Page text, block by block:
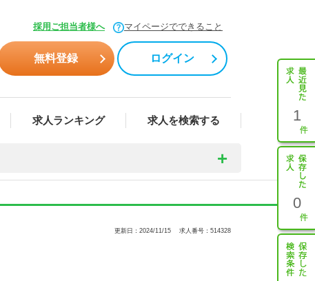
採用ご担当者様へ マイページでできること
無料登録 ログイン
求人ランキング 求人を検索する 1
0
更新日：2024/11/15 求人番号：514328